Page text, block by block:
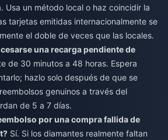
Usa un método local o haz coincidir la
tarjetas emitidas internacionalmente se
el doble de veces que las locales.
una recarga pendiente de
de 30 minutos a 48 horas. Espera
hazlo solo después de que se
genuinos a través del
de 5 a 7 días.
por una compra fallida de
Sí. Si los diamantes realmente faltan